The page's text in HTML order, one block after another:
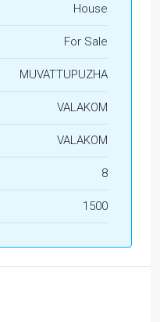
House
For Sale
MUVATTUPUZHA
VALAKOM
VALAKOM
8
1500